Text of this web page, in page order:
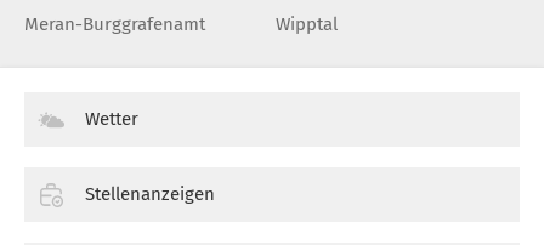
Meran-Burggrafenamt
Wipptal
Wetter
Stellenanzeigen